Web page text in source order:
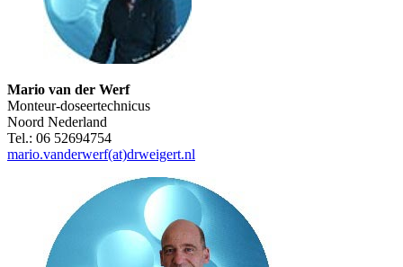
Mario van der Werf
Monteur-doseertechnicus
Noord Nederland
Tel.: 06 52694754
mario.vanderwerf(at)drweigert.nl